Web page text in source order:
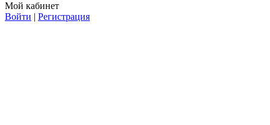
Мой кабинет
Войти | Регистрация